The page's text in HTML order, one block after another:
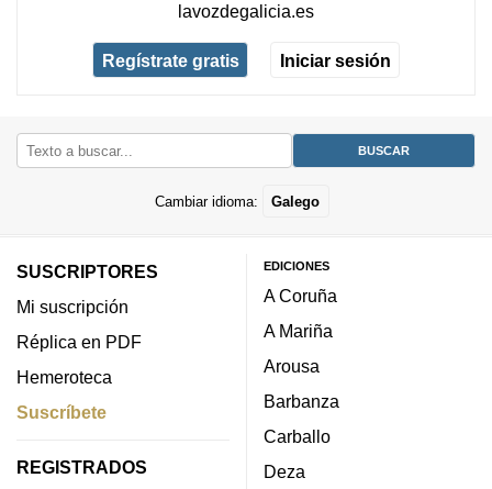
lavozdegalicia.es
Regístrate gratis Iniciar sesión
Cambiar idioma: Galego
SUSCRIPTORES
Mi suscripción
Réplica en PDF
Hemeroteca
Suscríbete
REGISTRADOS
EDICIONES
A Coruña
A Mariña
Arousa
Barbanza
Carballo
Deza